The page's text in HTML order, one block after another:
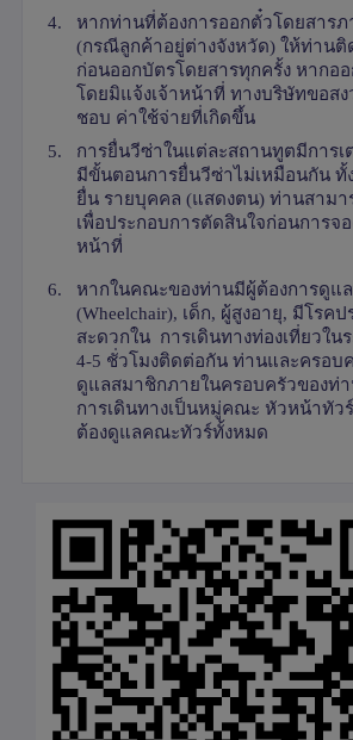
4.
หากท่านที่ต้องการออกตั๋วโดยสารภ
(กรณีลูกค้าอยู่ต่างจังหวัด) ให้ท่านติ
ก่อนออกบัตรโดยสารทุกครั้ง หากอ
โดยมิแจ้งเจ้าหน้าที่ ทางบริษัทขอส
ชอบ ค่าใช้จ่ายที่เกิดขึ้น
5.
การยื่นวีซ่าในแต่ละสถานทูตมีการเ
มีขั้นตอนการยื่นวีซ่าไม่เหมือนกัน
ยื่น รายบุคคล (แสดงตน) ท่านสาม
เพื่อประกอบการตัดสินใจก่อนการจอ
หน้าที่
6.
หากในคณะของท่านมีผู้ต้องการดูแล
(Wheelchair), เด็ก, ผู้สูงอายุ, มีโรคป
สะดวกใน การเดินทางท่องเที่ยวในร
4-5 ชั่วโมงติดต่อกัน ท่านและครอบ
ดูแลสมาชิกภายในครอบครัวของท่า
การเดินทางเป็นหมู่คณะ หัวหน้าทัว
ต้องดูแลคณะทัวร์ทั้งหมด